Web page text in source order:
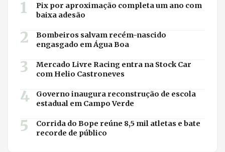
1
Pix por aproximação completa um ano com
baixa adesão
2
Bombeiros salvam recém-nascido
engasgado em Água Boa
3
Mercado Livre Racing entra na Stock Car
com Helio Castroneves
4
Governo inaugura reconstrução de escola
estadual em Campo Verde
5
Corrida do Bope reúne 8,5 mil atletas e bate
recorde de público